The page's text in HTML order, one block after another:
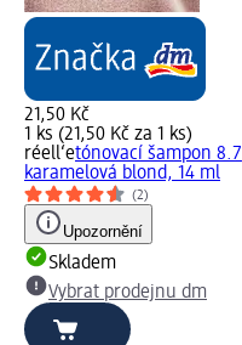
21,50 Kč
1 ks (21,50 Kč za 1 ks)
réell‘etónovací šampon 8.7
karamelová blond, 14 ml
(2)
Upozornění
Skladem
Vybrat prodejnu dm